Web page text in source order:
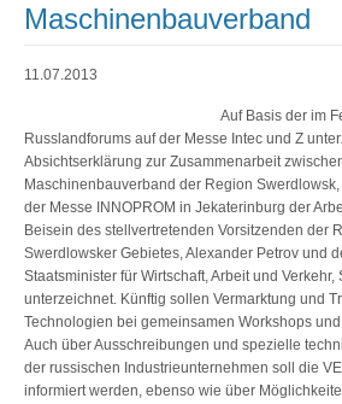
Maschinenbauverband
11.07.2013
Auf Basis der im
Russlandforums auf der Messe Intec und Z
Absichtserklärung zur Zusammenarbeit
Maschinenbauverband der Region
der Messe INNOPROM in Jekaterinburg der
Beisein des stellvertretenden Vorsitzenden der
Swerdlowsker Gebietes, Alexander Petrov und
Staatsminister für Wirtschaft, Arbeit und Verkehr,
unterzeichnet. Künftig sollen Vermarktung und
Technologien bei gemeinsamen Workshops
Auch über Ausschreibungen und spezielle
der russischen Industrieunternehmen soll die
informiert werden, ebenso wie über